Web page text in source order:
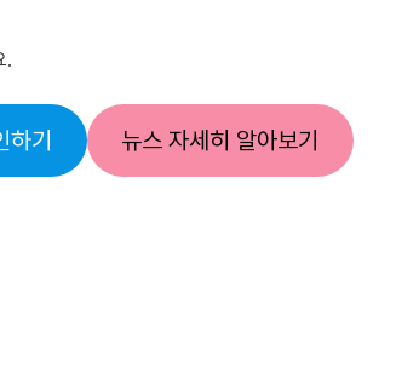
.
기 뉴스 자세히 알아보기